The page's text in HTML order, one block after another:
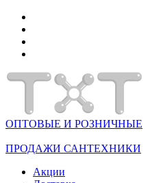
ОПТОВЫЕ И РОЗНИЧНЫЕ
ПРОДАЖИ САНТЕХНИКИ
Акции